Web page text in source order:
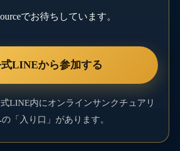
でお待ちしています。
LINEから参加する
LINE内にオンラインサンクチュアリ
「入り口」があります。